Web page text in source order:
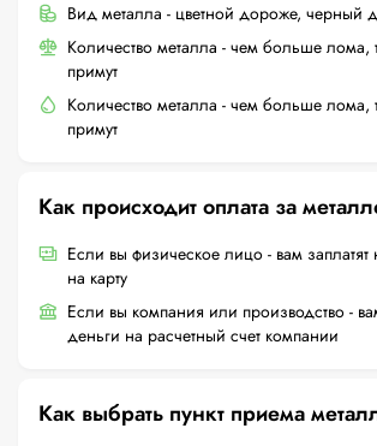
Вид металла - цветной дороже, черный
Количество металла - чем больше лома,
примут
Количество металла - чем больше лома,
примут
Как происходит оплата за
Если вы физическое лицо - вам
на карту
Если вы компания или производство -
деньги на расчетный счет компании
Как выбрать пункт приема